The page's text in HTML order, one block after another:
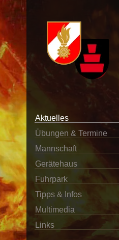
Aktuelles
Übungen & Termine
Mannschaft
Gerätehaus
Fuhrpark
Tipps & Infos
Multimedia
Links